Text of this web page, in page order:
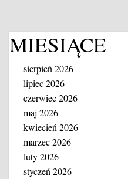
MIESIĄCE
sierpień 2026
lipiec 2026
czerwiec 2026
maj 2026
kwiecień 2026
marzec 2026
luty 2026
styczeń 2026